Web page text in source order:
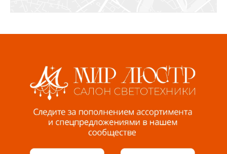
Пенза, ул. Пролетарская, 61 ТЦ "Стройбери"
Миасс, ул. Романенко, 95
8 922 500 30 39